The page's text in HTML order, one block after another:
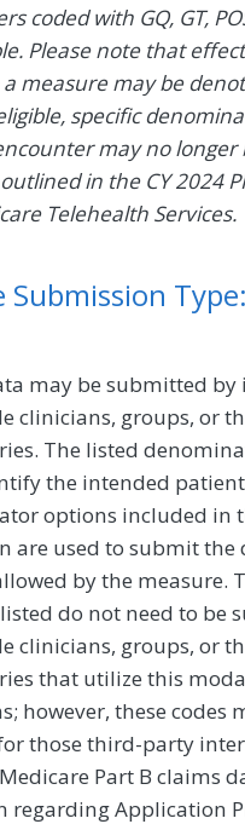
coded with GQ, GT,
Please note that
measure may be
specific
may no longer
in the CY 2024
Telehealth Services.
Submission Type:
may be submitted
clinicians, groups, or
The listed
the intended
options included in
are used to submit the
by the measure.
do not need to be
clinicians, groups, or
that utilize this
however, these codes
those third-party
Part B claims
regarding Application